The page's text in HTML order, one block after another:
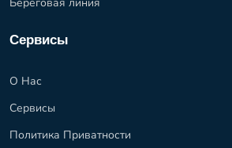
Береговая линия
Сервисы
О Нас
Сервисы
Политика Приватности